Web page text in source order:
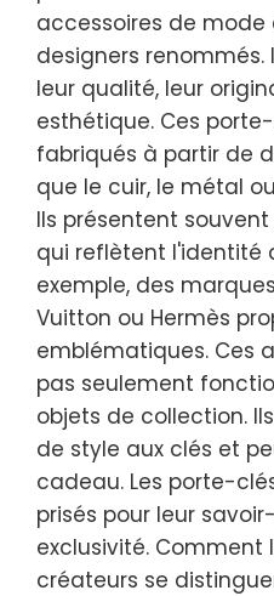
accessoires de mode
designers
leur qualité, leur
esthétique. Ces
fabriqués à partir de
que le cuir, le métal
Ils présentent
qui reflètent l'identité
exemple, des
Vuitton ou Hermès
emblématiques. Ces
pas seulement
objets de collection.
de style aux clés et
cadeau. Les porte-
prisés pour leur
exclusivité.
créateurs se